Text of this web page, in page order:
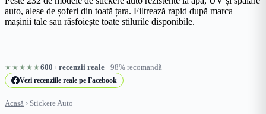
auto, alese de șoferi din toată țara. Filtrează rapid după marca
mașinii tale sau răsfoiește toate stilurile disponibile.
★★★★★600+ recenzii reale · 98% recomandă
Vezi recenziile reale pe Facebook
Acasă › Stickere Auto